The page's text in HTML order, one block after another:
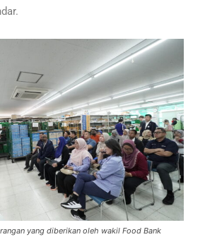
yang diberikan oleh wakil Food Bank